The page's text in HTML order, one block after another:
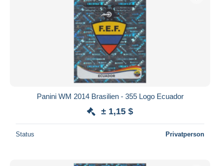
Panini WM 2014 Brasilien - 355 Logo Ecuador
± 1,15 $
Status Privatperson